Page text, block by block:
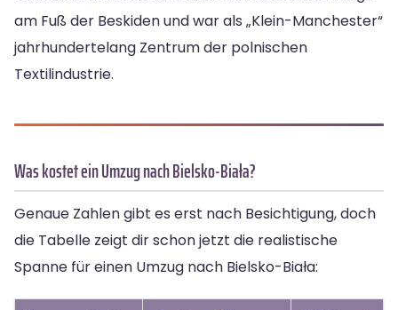
am Fuß der Beskiden und war als „Klein-Manchester“
jahrhundertelang Zentrum der polnischen
Textilindustrie.
Was kostet ein Umzug nach Bielsko-Biała?
Genaue Zahlen gibt es erst nach Besichtigung, doch
die Tabelle zeigt dir schon jetzt die realistische
Spanne für einen Umzug nach Bielsko-Biała: